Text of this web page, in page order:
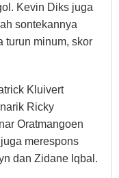
Kevin Diks juga
sontekannya
turun minum, skor
Kluivert
Ricky
Oratmangoen
merespons
dan Zidane Iqbal.